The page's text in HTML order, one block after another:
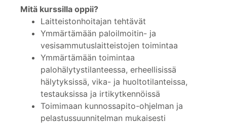
Mitä kurssilla oppii?
Laitteistonhoitajan tehtävät
Ymmärtämään paloilmoitin- ja
vesisammutuslaitteistojen toimintaa
Ymmärtämään toimintaa
palohälytystilanteessa, erheellisissä
hälytyksissä, vika- ja huoltotilanteissa,
testauksissa ja irtikytkennöissä
Toimimaan kunnossapito-ohjelman ja
pelastussuunnitelman mukaisesti